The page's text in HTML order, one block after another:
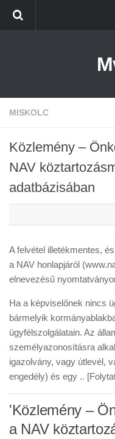
Tiszaújváros
Kazincbarcika
MISKOLC
Közlemény –
NAV
adatbázisában
A felvétel illetékmentes,
a NAV honlapjáról
elnevezésű
Ha a képviselőnek nincs
bármelyik
ügyfélszolgálatain. Az
személyazonosításra
igazolvány, vagy útlevél,
engedély) és egy ..
'Közlemény –
a NAV